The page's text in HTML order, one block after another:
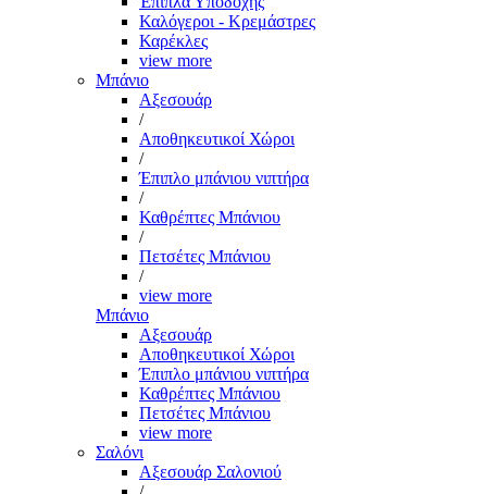
Καλόγεροι - Κρεμάστρες
Καρέκλες
view more
Μπάνιο
Αξεσουάρ
/
Αποθηκευτικοί Χώροι
/
Έπιπλο μπάνιου νιπτήρα
/
Καθρέπτες Μπάνιου
/
Πετσέτες Μπάνιου
/
view more
Μπάνιο
Αξεσουάρ
Αποθηκευτικοί Χώροι
Έπιπλο μπάνιου νιπτήρα
Καθρέπτες Μπάνιου
Πετσέτες Μπάνιου
view more
Σαλόνι
Αξεσουάρ Σαλονιού